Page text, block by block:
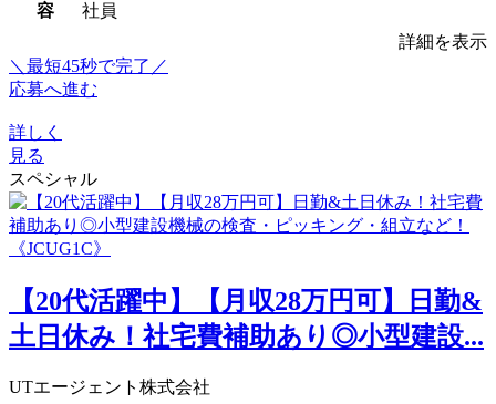
容
社員
詳細を表示
＼最短45秒で完了／
応募へ進む
詳しく
見る
スペシャル
【20代活躍中】【月収28万円可】日勤&
土日休み！社宅費補助あり◎小型建設...
UTエージェント株式会社